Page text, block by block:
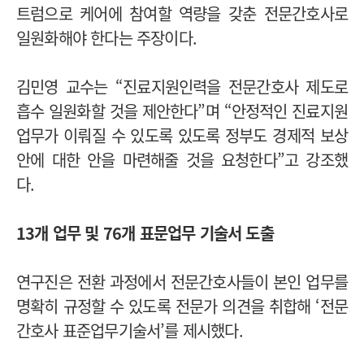
트럼으로 케어에 참여할 역량을 갖춘 전문간호사로
일원화해야 한다는 주장이다.
김민영 교수는 “진료지원인력을 전문간호사 제도로
흡수 일원화할 것을 제안한다”며 “안정적인 진료지원
업무가 이뤄질 수 있도록 있도록 정부도 경제적 보상
안에 대한 안을 마련해줄 것을 요청한다”고 강조했
다.
13개 업무 및 76개 표문업무 기술서 도출
연구진은 전환 과정에서 전문간호사들이 본인 업무를
명확히 규정할 수 있도록 전문가 의견을 취합해 ‘전문
간호사 표준업무기술서’를 제시했다.